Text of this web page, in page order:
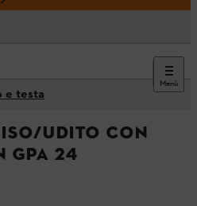
Menù
e testa
udito con
24